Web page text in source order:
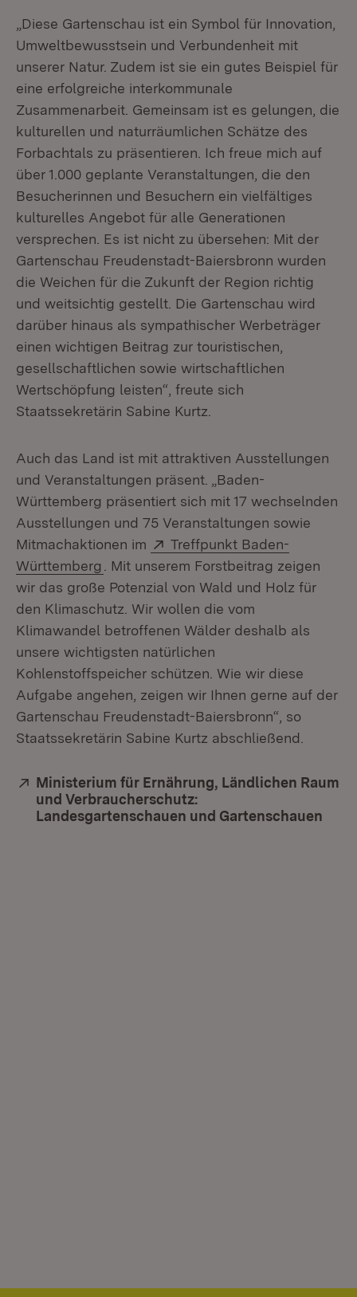
„Diese Gartenschau ist ein Symbol für Innovation,
Umweltbewusstsein und Verbundenheit mit
unserer Natur. Zudem ist sie ein gutes Beispiel für
eine erfolgreiche interkommunale
Zusammenarbeit. Gemeinsam ist es gelungen, die
kulturellen und naturräumlichen Schätze des
Forbachtals zu präsentieren. Ich freue mich auf
über 1.000 geplante Veranstaltungen, die den
Besucherinnen und Besuchern ein vielfältiges
kulturelles Angebot für alle Generationen
versprechen. Es ist nicht zu übersehen: Mit der
Gartenschau Freudenstadt-Baiersbronn wurden
die Weichen für die Zukunft der Region richtig
und weitsichtig gestellt. Die Gartenschau wird
darüber hinaus als sympathischer Werbeträger
einen wichtigen Beitrag zur touristischen,
gesellschaftlichen sowie wirtschaftlichen
Wertschöpfung leisten“, freute sich
Staatssekretärin Sabine Kurtz.
Auch das Land ist mit attraktiven Ausstellungen
und Veranstaltungen präsent. „Baden-
Württemberg präsentiert sich mit 17 wechselnden
Ausstellungen und 75 Veranstaltungen sowie
Mitmachaktionen im
Extern:
Treffpunkt Baden-
Württemberg (Öffnet in neuem Fenster)
. Mit unserem Forstbeitrag zeigen
wir das große Potenzial von Wald und Holz für
den Klimaschutz. Wir wollen die vom
Klimawandel betroffenen Wälder deshalb als
unsere wichtigsten natürlichen
Kohlenstoffspeicher schützen. Wie wir diese
Aufgabe angehen, zeigen wir Ihnen gerne auf der
Gartenschau Freudenstadt-Baiersbronn“, so
Staatssekretärin Sabine Kurtz abschließend.
Extern:
Ministerium für Ernährung, Ländlichen Raum
und Verbraucherschutz:
Landesgartenschauen und Gartenschauen